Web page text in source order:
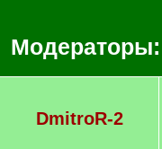
Модераторы:
DmitroR-2